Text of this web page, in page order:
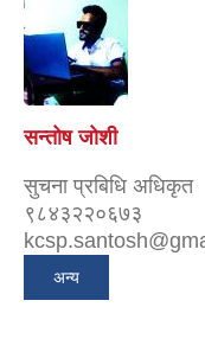
सन्तोष जोशी
सुचना प्रबिधि अधिकृत
९८४३२२०६७३
अन्य